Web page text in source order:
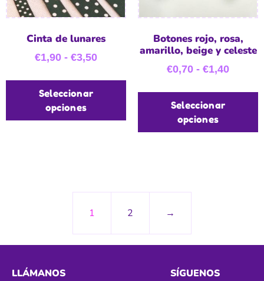
Cinta de lunares
€1,90 - €3,50
Seleccionar
opciones
Botones rojo, rosa,
amarillo, beige y celeste
€0,70 - €1,40
Seleccionar
opciones
1 2 →
LLÁMANOS
SÍGUENOS